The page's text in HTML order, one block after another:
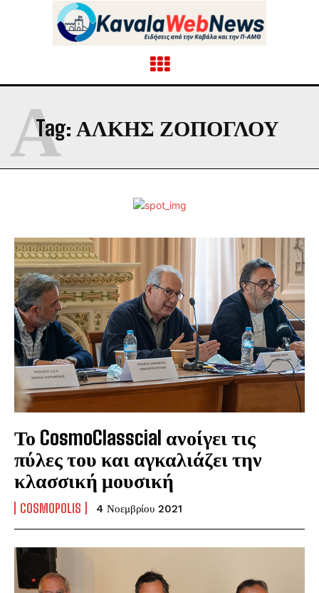
Tag: ΆΛΚΗΣ ΖΟΠΌΓΛΟΥ
Ά
Το CosmoClasscial ανοίγει τις
πύλες του και αγκαλιάζει την
κλασσική μουσική
COSMOPOLIS 4 Νοεμβρίου 2021